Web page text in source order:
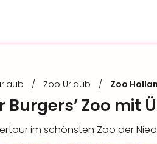
/ Zoo Urlaub / Zoo
Burgers’ Zoo mit
im schönsten Zoo der